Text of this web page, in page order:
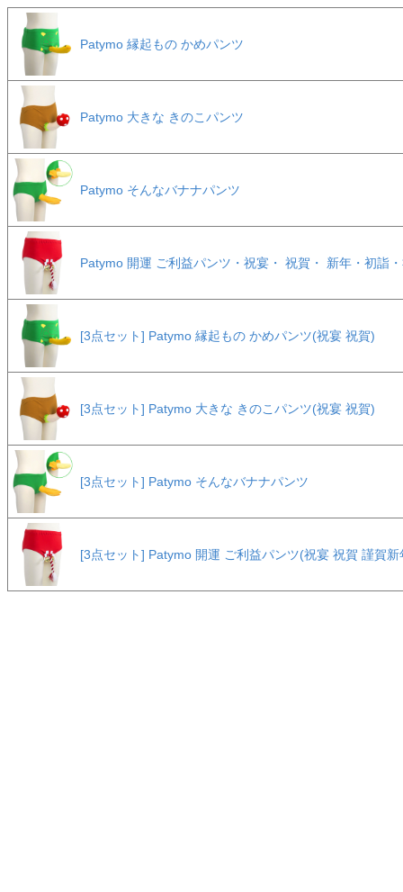
Patymo 縁起もの かめパンツ
Patymo 大きな きのこパンツ
Patymo そんなバナナパンツ
Patymo 開運 ご利益パンツ・祝宴・ 祝賀・ 新年・初詣
[3点セット] Patymo 縁起もの かめパンツ(祝宴 祝賀)
[3点セット] Patymo 大きな きのこパンツ(祝宴 祝賀)
[3点セット] Patymo そんなバナナパンツ
[3点セット] Patymo 開運 ご利益パンツ(祝宴 祝賀 謹賀新